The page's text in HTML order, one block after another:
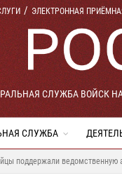
ЭЛЕКТРОННАЯ
СЛУЖБА ВОЙСК
СЛУЖБА
поддержали ведомственную